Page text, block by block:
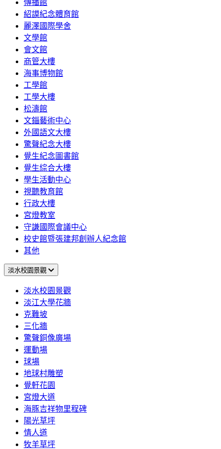
傳播館
紹謨紀念體育館
麗澤國際學舍
文學館
會文館
商管大樓
海事博物館
工學館
工學大樓
松濤館
文錙藝術中心
外國語文大樓
驚聲紀念大樓
覺生紀念圖書館
覺生綜合大樓
學生活動中心
視聽教育館
行政大樓
宮燈教室
守謙國際會議中心
校史館暨張建邦創辦人紀念館
其他
淡水校園景觀
淡水校園景觀
淡江大學花牆
克難坡
三化牆
驚聲銅像廣場
運動場
球場
地球村雕塑
覺軒花園
宮燈大道
海豚吉祥物里程碑
陽光草坪
情人道
牧羊草坪